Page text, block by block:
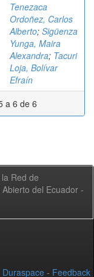
Tenezaca
Ordoñez, Carlos
Alberto; Sigüenza
Yunga, Maira
Alexandra; Tacuri
Loja, Bolívar
Efraín
a 6 de 6
Red de
del Ecuador -
Duraspace - Feedback